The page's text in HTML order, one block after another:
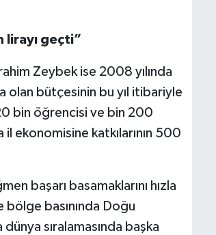
lirayı geçti”
Zeybek ise 2008 yılında
olan bütçesinin bu yıl itibariyle
bin öğrencisi ve bin 200
ekonomisine katkılarının 500
başarı basamaklarını hızla
bölge basınında Doğu
sıralamasında başka